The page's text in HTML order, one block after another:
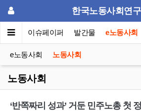
한국노동사회연
포럼 이슈페이퍼 발간물 e노동사회
e노동사회 노동사회
노동사회
‘반쪽짜리 성과’ 거둔 민주노총 첫